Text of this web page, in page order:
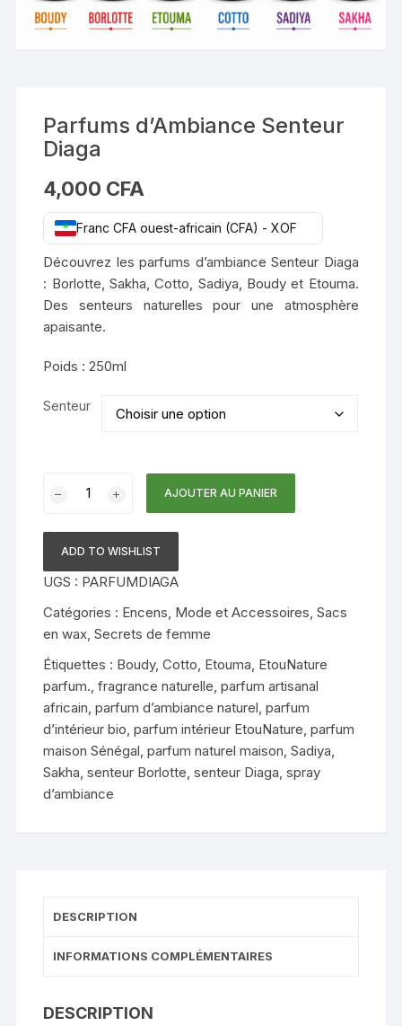
Parfums d’Ambiance Senteur
Diaga
4,000 CFA
Franc CFA ouest-africain (CFA) - XOF
Découvrez les parfums d’ambiance Senteur Diaga
: Borlotte, Sakha, Cotto, Sadiya, Boudy et Etouma.
Des senteurs naturelles pour une atmosphère
apaisante.
Poids : 250ml
Senteur
d’Ambiance
Senteur
Diaga
AJOUTER AU PANIER
ADD TO WISHLIST
UGS : PARFUMDIAGA
Catégories : Encens, Mode et Accessoires,Sacs
en wax,Secrets de femme
Étiquettes : Boudy,Cotto, Etouma, EtouNature
parfum.,fragrance naturelle,parfum artisanal
africain,parfum d’ambiance naturel,parfum
d’intérieur bio,parfum intérieur EtouNature,parfum
maison Sénégal,parfum naturel maison,Sadiya,
Sakha,senteur Borlotte,senteur Diaga,spray
d’ambiance
DESCRIPTION
INFORMATIONS COMPLÉMENTAIRES
DESCRIPTION